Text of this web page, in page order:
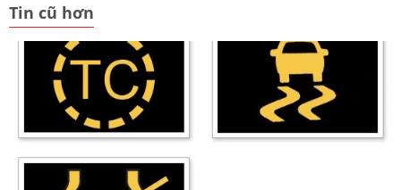
Tin cũ hơn